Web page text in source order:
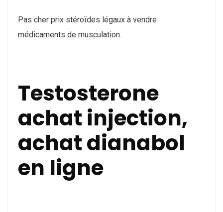
Pas cher prix stéroïdes légaux à vendre
médicaments de musculation.
Testosterone
achat injection,
achat dianabol
en ligne